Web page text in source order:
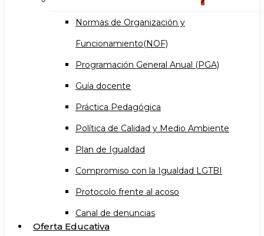
Normas de Organización y
Funcionamiento(NOF)
Programación General Anual (PGA)
Guía docente
Práctica Pedagógica
Política de Calidad y Medio Ambiente
Plan de Igualdad
Compromiso con la Igualdad LGTBI
Protocolo frente al acoso
Canal de denuncias
Oferta Educativa